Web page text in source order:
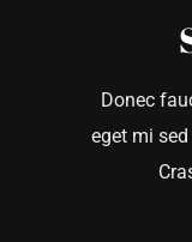
Donec
eget mi